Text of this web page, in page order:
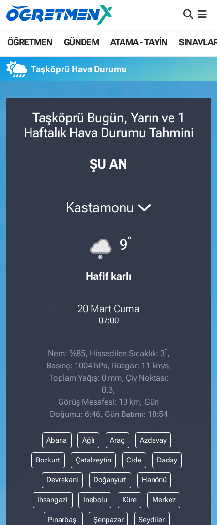
ÖĞRETMEN GÜNDEM ATAMA - TAYİN
Taşköprü Hava Durumu
Taşköprü Bugün, Yarın ve 1
Haftalık Hava Durumu Tahmini
ŞU AN
Kastamonu
9°
Hafif karlı
20 Mart Cuma
07:00
Nem: %85, Hissedilen Sıcaklık: 3° ,
Basınç: 1004 hPa, Rüzgar: 11 km/s,
Toplam Yağış: 0 mm, Çiy Noktası:
0.3,
Görüş Mesafesi: 10 km, Gün
Doğumu: 6:46, Gün Batımı: 18:54
Abana Ağlı Araç Azdavay
Bozkurt Çatalzeytin Cide Daday
Devrekani Doğanyurt Hanönü
İhsangazi İnebolu Küre Merkez
Pınarbaşı Şenpazar Seydiler
ÖĞRETMEN
SINAVLAR
HAYATIN İÇİNDEN
UZMAN ÖĞRETMENLİK
İstanbul Nöbetçi Eczaneler
İstanbul Trafik Yoğunluk Haritası
Süper Lig Puan Durumu ve Fikstür
Haber Arşivi